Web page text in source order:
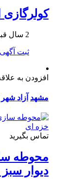
کولرگازی
2 سال قبل
ثبت
افزودن به
مشهد آزاد
تماس بگیرید
محوطه
دیوار